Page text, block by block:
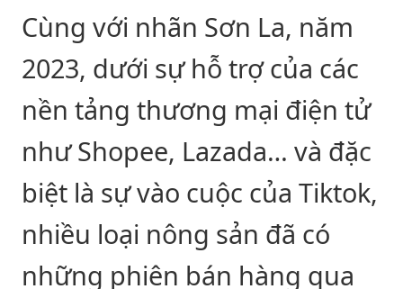
Cùng với nhãn Sơn La, năm
2023, dưới sự hỗ trợ của các
nền tảng thương mại điện tử
như Shopee, Lazada… và đặc
biệt là sự vào cuộc của Tiktok,
nhiều loại nông sản đã có
những phiên bán hàng qua